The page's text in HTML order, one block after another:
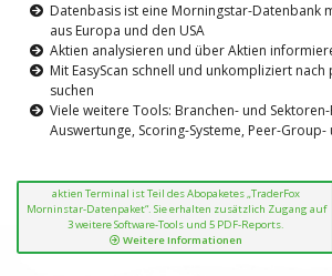
Datenbasis ist eine Morningstar-Datenbank
aus Europa und den USA
Aktien analysieren und über Aktien
Mit EasyScan schnell und unkompliziert nach
suchen
Viele weitere Tools: Branchen- und
Auswertunge, Scoring-Systeme, Peer-Group-
aktien Terminal ist Teil des Abopaketes „TraderFox
Morninstar-Datenpaket“. Sie erhalten zusätzlich Zugang auf
3 weitere Software-Tools und 5 PDF-Reports.
Weitere Informationen